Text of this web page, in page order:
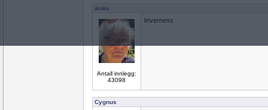
auau
Antall innlegg:
43098
Inverness
Cygnus